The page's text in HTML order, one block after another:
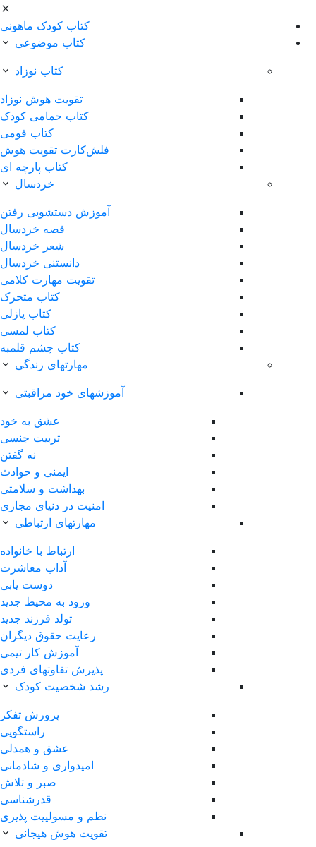
تقویت هوش نوزاد
کتاب حمامی کودک
کتاب فومی
فلش‌کارت تقویت هوش
کتاب پارچه ای
آموزش دستشویی رفتن
قصه خردسال
شعر خردسال
دانستنی خردسال
تقویت مهارت کلامی
کتاب متحرک
کتاب لمسی
کتاب چشم قلمبه
مهارتهای زندگی
آموزشهای خود مراقبتی
عشق به خود
تربیت جنسی
نه گفتن
ایمنی و حوادث
بهداشت و سلامتی
امنیت در دنیای مجازی
مهارتهای ارتباطی
ارتباط با خانواده
آداب معاشرت
دوست یابی
ورود به محیط جدید
تولد فرزند جدید
رعایت حقوق دیگران
آموزش کار تیمی
پذیرش تفاوتهای فردی
رشد شخصیت کودک
پرورش تفکر
راستگویی
عشق و همدلی
امیدواری و شادمانی
صبر و تلاش
قدرشناسی
نظم و مسولییت پذیری
تقویت هوش هیجانی